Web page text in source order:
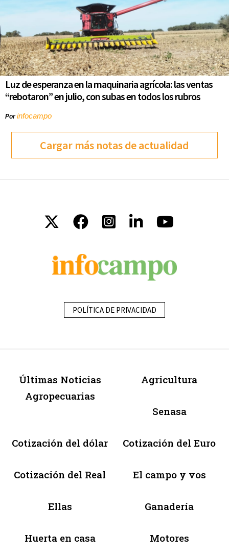
Luz de esperanza en la maquinaria agrícola: las ventas
“rebotaron” en julio, con subas en todos los rubros
Porinfocampo
Cargar más notas de actualidad
POLÍTICA DE PRIVACIDAD
Últimas Noticias
Agropecuarias
Agricultura
Senasa
Cotización del dólar Cotización del Euro
Cotización del Real El campo y vos
Ellas Ganadería
Huerta en casa Motores